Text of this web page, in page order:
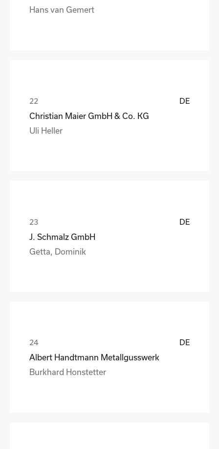
Hans van Gemert
DE
Christian Maier GmbH & Co. KG
Uli Heller
DE
J. Schmalz GmbH
Getta, Dominik
DE
Albert Handtmann Metallgusswerk
Burkhard Honstetter